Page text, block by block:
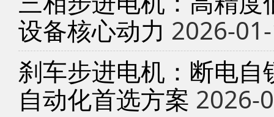
设备核心动力 2026-
刹车步进电机：断电
自动化首选方案 2026-